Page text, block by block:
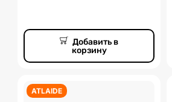
Добавить в
корзину
ATLAIDE